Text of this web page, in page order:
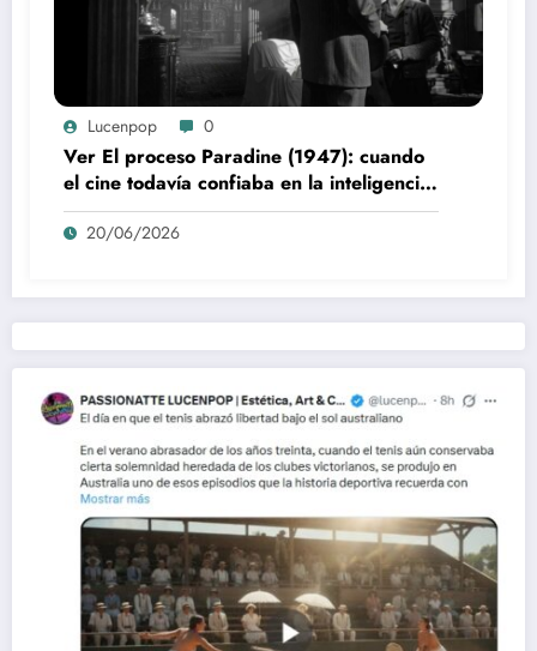
Lucenpop 0
Ver El proceso Paradine (1947): cuando
el cine todavía confiaba en la inteligencia
del espectador
20/06/2026